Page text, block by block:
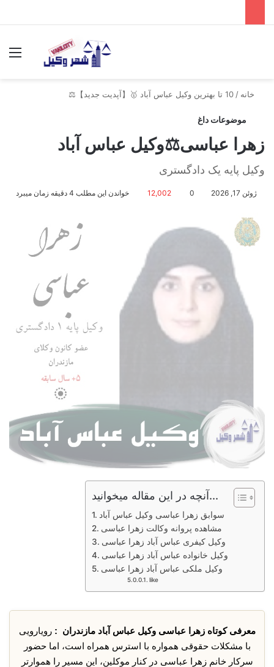
خانه / 10 تا بهترین وکیل عباس آباد 🥇【آپدیت جدید】⚖️
موضوعات داغ
زهرا عباسی⚖️وکیل عباس آباد
وکیل پایه یک دادگستری
ژوئن 17, 2026 0
12,002 خواندن این مطلب 4 دقیقه زمان میبرد
آنچه در این مقاله میخوانید...
سوابق زهرا عباسی وکیل عباس آباد
مشاهده پروانه وکالت زهرا عباسی
وکیل کیفری عباس آباد زهرا عباسی
وکیل خانواده عباس آباد زهرا عباسی
وکیل ملکی عباس آباد زهرا عباسی
like
معرفی کوتاه زهرا عباسی وکیل عباس آباد مازندران : رویارویی
با مشکلات حقوقی همواره با استرس همراه است، اما حضور
سرکار خانم زهرا عباسی در کنار موکلین، این مسیر را هموارتر